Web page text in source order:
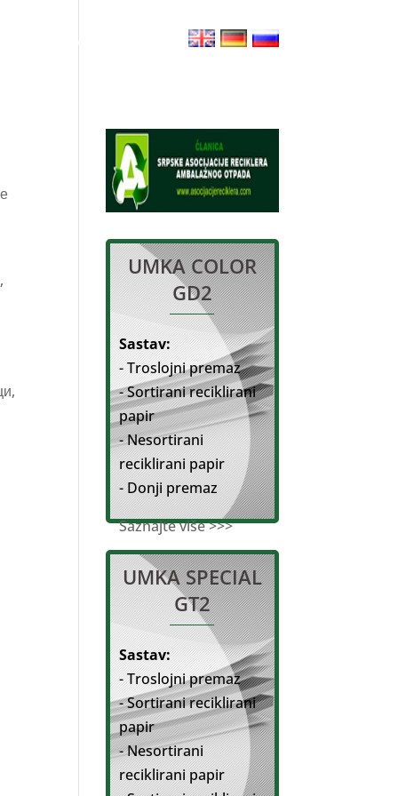
KARIJERA
UMKA COLOR
GD2
Sastav:
- Troslojni premaz
- Sortirani reciklirani
papir
- Nesortirani
reciklirani papir
- Donji premaz
Saznajte više >>>
UMKA SPECIAL
GT2
Sastav:
- Troslojni premaz
- Sortirani reciklirani
papir
- Nesortirani
reciklirani papir